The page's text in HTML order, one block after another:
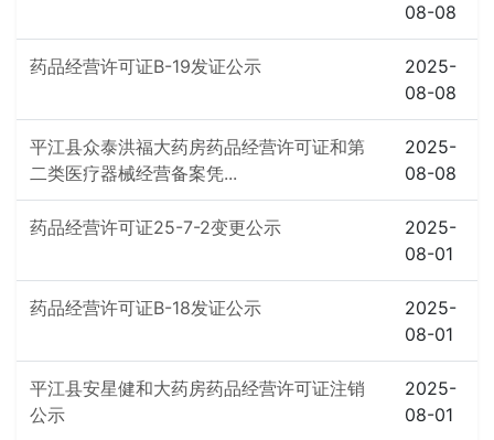
08-08
药品经营许可证B-19发证公示
2025-
08-08
平江县众泰洪福大药房药品经营许可证和第
二类医疗器械经营备案凭...
2025-
08-08
药品经营许可证25-7-2变更公示
2025-
08-01
药品经营许可证B-18发证公示
2025-
08-01
平江县安星健和大药房药品经营许可证注销
公示
2025-
08-01